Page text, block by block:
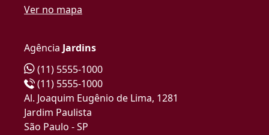
Ver no mapa
Agência Jardins
(11) 5555-1000
(11) 5555-1000
Al. Joaquim Eugênio de Lima, 1281
Jardim Paulista
São Paulo - SP